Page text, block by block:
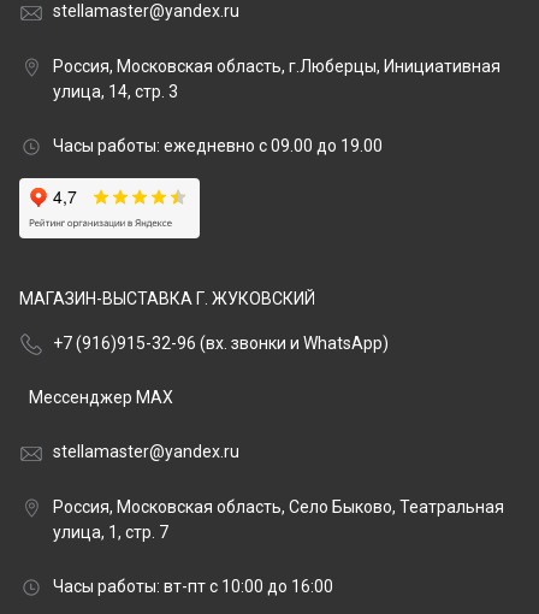
stellamaster@yandex.ru
Россия, Московская область, г.Люберцы, Инициативная
улица, 14, стр. 3
Часы работы: ежедневно с 09.00 до 19.00
МАГАЗИН-ВЫСТАВКА Г. ЖУКОВСКИЙ
+7 (916)915-32-96 (вх. звонки и WhatsApp)
Мессенджер MAX
stellamaster@yandex.ru
Россия, Московская область, Село Быково, Театральная
улица, 1, стр. 7
Часы работы: вт-пт с 10:00 до 16:00